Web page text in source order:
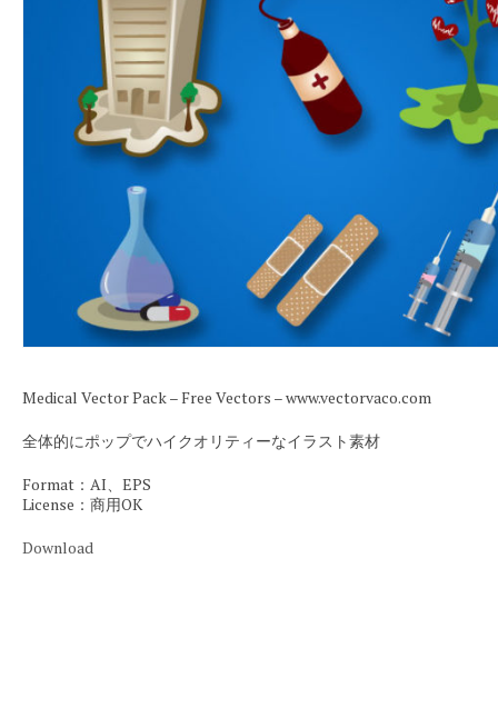
Medical Vector Pack – Free Vectors – www.vectorvaco.com
全体的にポップでハイクオリティーなイラスト素材
Format：AI、EPS
License：商用OK
Download